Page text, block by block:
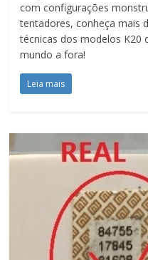
com configurações
tentadores, conheça mais
técnicas dos modelos K20
mundo a fora!
Leia mais